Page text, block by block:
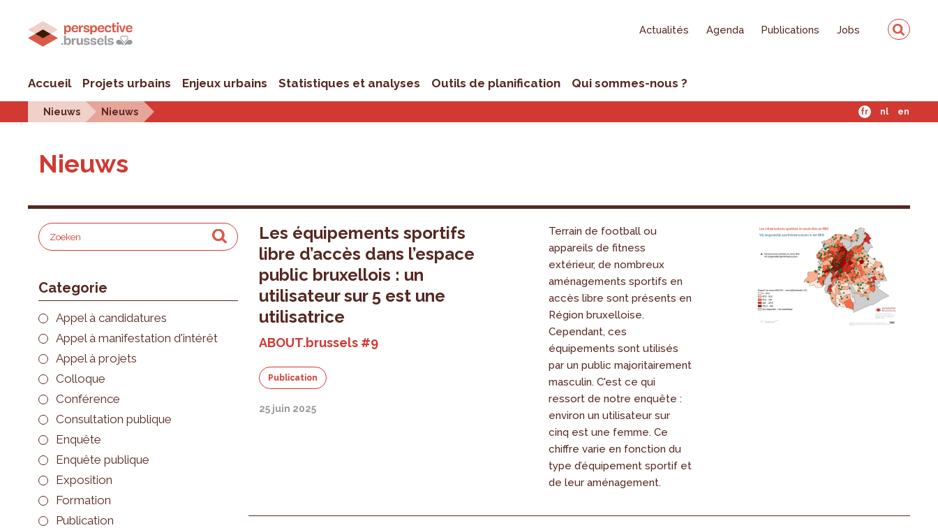
Actualités Agenda Publications Jobs
Accueil Projets urbains Enjeux urbains Statistiques et analyses Outils de planification Qui sommes-nous ?
Nieuws Nieuws fr nl en
Nieuws
Categorie
Appel à candidatures
Appel à manifestation d'intérêt
Appel à projets
Colloque
Conférence
Consultation publique
Enquête
Enquête publique
Exposition
Formation
Publication
Les équipements sportifs
libre d’accès dans l’espace
public bruxellois : un
utilisateur sur 5 est une
utilisatrice
ABOUT.brussels #9
Publication
25 juin 2025
Terrain de football ou
appareils de fitness
extérieur, de nombreux
aménagements sportifs en
accès libre sont présents en
Région bruxelloise.
Cependant, ces
équipements sont utilisés
par un public majoritairement
masculin. C'est ce qui
ressort de notre enquête :
environ un utilisateur sur
cinq est une femme. Ce
chiffre varie en fonction du
type d’équipement sportif et
de leur aménagement.